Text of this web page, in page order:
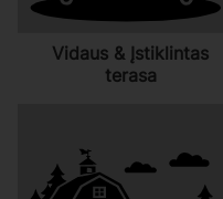
Vidaus & Įstiklintas
terasa